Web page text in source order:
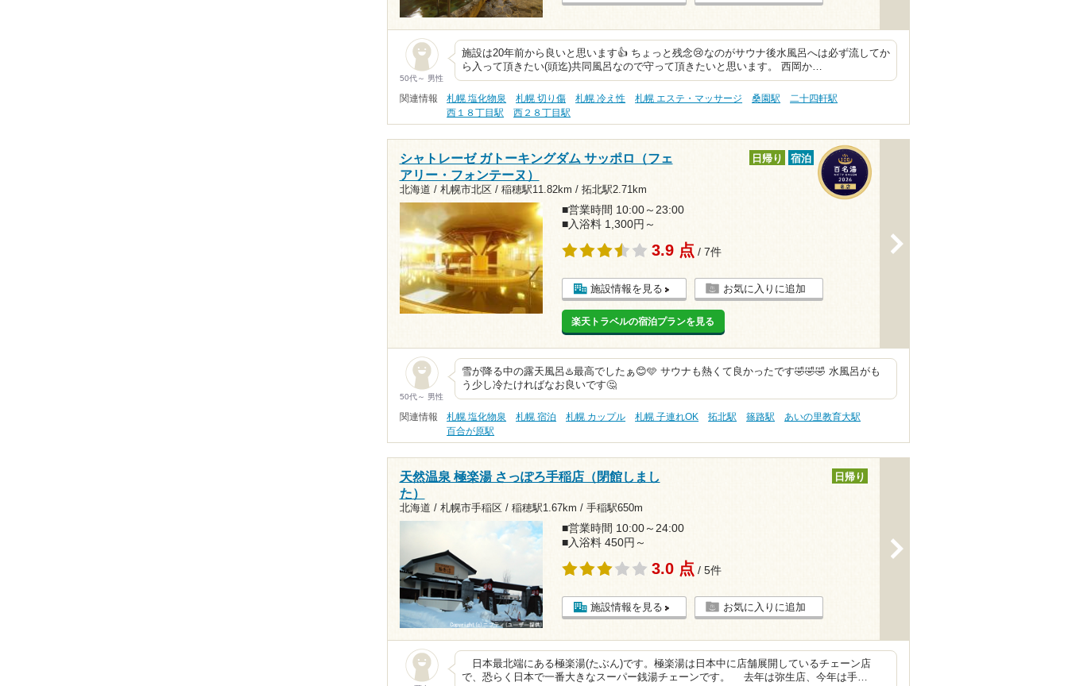
50代～ 男性
施設は20年前から良いと思います👍 ちょっと残念😢なのがサウナ後水風呂へは必ず流してか
ら入って頂きたい(頭迄)共同風呂なので守って頂きたいと思います。 西岡か…
関連情報 札幌 塩化物泉 札幌 切り傷 札幌 冷え性 札幌 エステ・マッサージ 桑園駅
二十四軒駅
西１８丁目駅
西２８丁目駅
シャトレーゼ ガトーキングダム サッポロ（フェ
アリー・フォンテーヌ）
北海道 / 札幌市北区 / 稲穂駅11.82km / 拓北駅2.71km
日帰り 宿泊
■営業時間 10:00～23:00
■入浴料 1,300円～
3.9 点 / 7件
施設情報を見る お気に入りに追加
楽天トラベルの宿泊プランを見る
50代～ 男性
雪が降る中の露天風呂♨️最高でしたぁ😊🩵 サウナも熱くて良かったです🤣🤣🤣 水風呂がも
う少し冷たければなお良いです🤔
関連情報 札幌 塩化物泉 札幌 宿泊 札幌 カップル 札幌 子連れOK 拓北駅 篠路駅
あいの里教育大駅
百合が原駅
天然温泉 極楽湯 さっぽろ手稲店（閉館しまし
た）
北海道 / 札幌市手稲区 / 稲穂駅1.67km / 手稲駅650m
日帰り
■営業時間 10:00～24:00
■入浴料 450円～
3.0 点 / 5件
施設情報を見る お気に入りに追加
日本最北端にある極楽湯(たぶん)です。極楽湯は日本中に店舗展開しているチェーン店
で、恐らく日本で一番大きなスーパー銭湯チェーンです。 去年は弥生店、今年は手…